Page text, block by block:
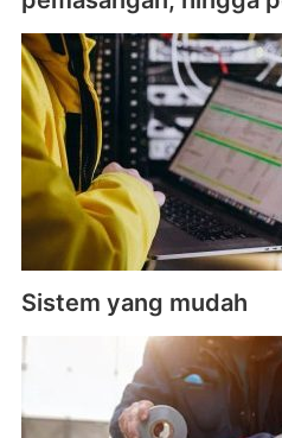
Sistem yang mudah